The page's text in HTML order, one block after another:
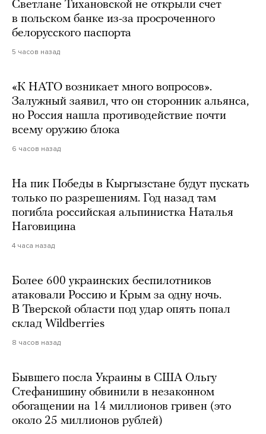
Светлане Тихановской не открыли счет
в польском банке из-за просроченного
белорусского паспорта
5 часов назад
«К НАТО возникает много вопросов».
Залужный заявил, что он сторонник альянса,
но Россия нашла противодействие почти
всему оружию блока
6 часов назад
На пик Победы в Кыргызстане будут пускать
только по разрешениям. Год назад там
погибла российская альпинистка Наталья
Наговицина
4 часа назад
Более 600 украинских беспилотников
атаковали Россию и Крым за одну ночь.
В Тверской области под удар опять попал
склад Wildberries
8 часов назад
Бывшего посла Украины в США Ольгу
Стефанишину обвинили в незаконном
обогащении на 14 миллионов гривен (это
около 25 миллионов рублей)